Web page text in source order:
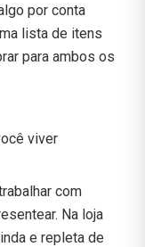
por conta
lista de itens
para ambos os
viver
com
Na loja
e repleta de